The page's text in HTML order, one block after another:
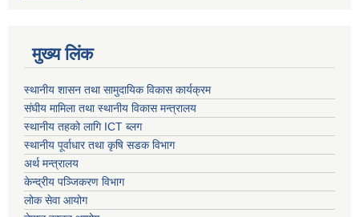
मुख्य लिंक
स्थानीय शासन तथा सामुदायिक विकास कार्यक्रम
संघीय मामिला तथा स्थानीय विकास मन्त्रालय
स्थानीय तहको लागि ICT ब्लग
स्थानीय पूर्वाधार तथा कृषि सडक विभाग
अर्थ मन्त्रालय
केन्द्रीय पञ्जिकरण विभाग
लोक सेवा आयोग